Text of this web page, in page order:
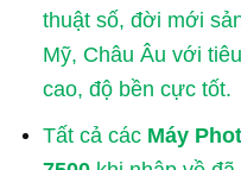
thuật số, đời mới
Mỹ, Châu Âu với
cao, độ bền cực tốt.
Tất cả các Máy